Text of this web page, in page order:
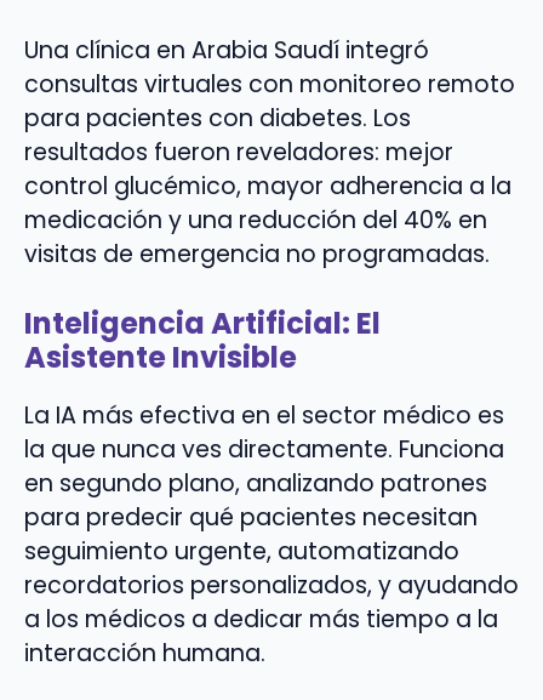
Una clínica en Arabia Saudí integró
consultas virtuales con monitoreo remoto
para pacientes con diabetes. Los
resultados fueron reveladores: mejor
control glucémico, mayor adherencia a la
medicación y una reducción del 40% en
visitas de emergencia no programadas.
Inteligencia Artificial: El
Asistente Invisible
La IA más efectiva en el sector médico es
la que nunca ves directamente. Funciona
en segundo plano, analizando patrones
para predecir qué pacientes necesitan
seguimiento urgente, automatizando
recordatorios personalizados, y ayudando
a los médicos a dedicar más tiempo a la
interacción humana.